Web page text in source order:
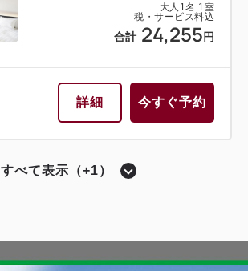
大人 1 名 1 室
税・サービス料込
合計 24,255円
詳細 今すぐ予約
すべて表示（+1）